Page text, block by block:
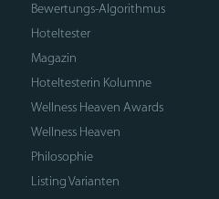
Bewertungs-Algorithmus
Hoteltester
Magazin
Hoteltesterin Kolumne
Wellness Heaven Awards
Wellness Heaven
Philosophie
Listing Varianten